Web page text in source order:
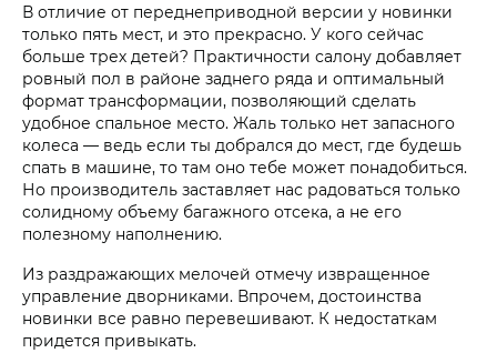
В отличие от переднеприводной версии у новинки
только пять мест, и это прекрасно. У кого сейчас
больше трех детей? Практичности салону добавляет
ровный пол в районе заднего ряда и оптимальный
формат трансформации, позволяющий сделать
удобное спальное место. Жаль только нет запасного
колеса — ведь если ты добрался до мест, где будешь
спать в машине, то там оно тебе может понадобиться.
Но производитель заставляет нас радоваться только
солидному объему багажного отсека, а не его
полезному наполнению.
Из раздражающих мелочей отмечу извращенное
управление дворниками. Впрочем, достоинства
новинки все равно перевешивают. К недостаткам
придется привыкать.